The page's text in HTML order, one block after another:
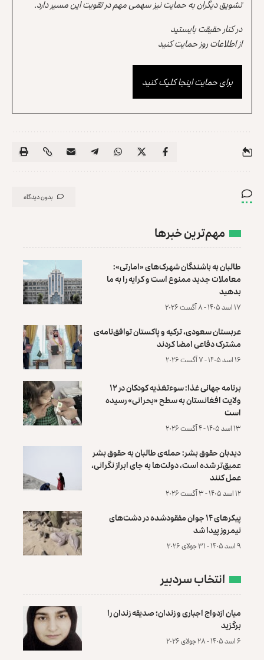
تشویق دیگران به حمایت نیز سهمی مهم در تقویت این مسیر دارد.
در کنار حقیقت بایستید
از اطلاعات روز حمایت کنید
برای حمایت اینجا کلیک کنید
بدون دیدگاه
مهم‌ترین خبرها
طالبان به باشندگان شهرک‌های «امارتی»:
معاملات جدید ممنوع است و کرایه را به ما
بدهید
۱۷ اسد ۱۴۰۵ - ۸ آگست ۲۰۲۶
عربستان سعودی، ترکیه و پاکستان توافق‌نامه‌ی
مشترک دفاعی امضا کردند
۱۶ اسد ۱۴۰۵ - ۷ آگست ۲۰۲۶
برنامه جهانی غذا: سوءتغذیه کودکان در ۱۲
ولایت افغانستان به سطح «بحرانی» رسیده
است
۱۳ اسد ۱۴۰۵ - ۴ آگست ۲۰۲۶
دیدبان حقوق بشر: حمله‌ی طالبان به حقوق بشر
عمیق‌تر شده است، دولت‌ها به جای ابراز نگرانی،
عمل کنند
۱۲ اسد ۱۴۰۵ - ۳ آگست ۲۰۲۶
پیکرهای ۱۴ جوان مفقودشده در دشت‌های
نیمروز پیدا شد
۹ اسد ۱۴۰۵ - ۳۱ جولای ۲۰۲۶
انتخاب سردبیر
میان ازدواج اجباری و زندان؛ صدیقه زندان را
برگزید
۶ اسد ۱۴۰۵ - ۲۸ جولای ۲۰۲۶